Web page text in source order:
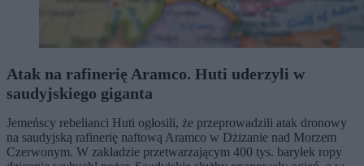
Atak na rafinerię Aramco. Huti uderzyli w
saudyjskiego giganta
Jemeńscy rebelianci Huti ogłosili, że przeprowadzili atak dronowy
na saudyjską rafinerię naftową Aramco w Dżizanie nad Morzem
Czerwonym. W zakładzie przetwarzającym 400 tys. baryłek ropy